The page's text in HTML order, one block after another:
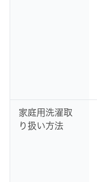
家庭用洗濯取
り扱い方法